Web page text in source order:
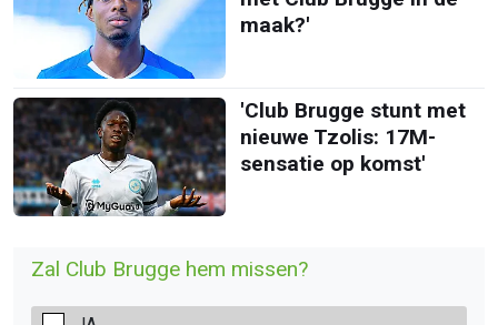
maak?'
'Club Brugge stunt met
nieuwe Tzolis: 17M-
sensatie op komst'
Zal Club Brugge hem missen?